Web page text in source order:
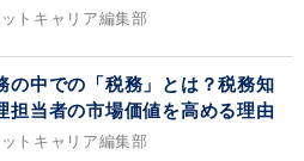
トキャリア編集部
の中での「税務」とは？税務知
担当者の市場価値を高める理由
トキャリア編集部